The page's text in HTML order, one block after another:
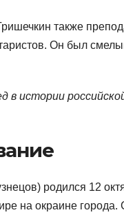
также
Он был
в истории
родился 12
на окраине